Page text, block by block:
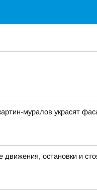
муралов украсят
остановки и